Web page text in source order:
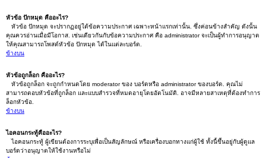
หัวข้อ ปักหมุด คืออะไร?
หัวข้อ ปักหมุด จะปรากฏอยู่ใต้ข้อความประกาศ เฉพาะหน้าแรกเท่านั้น. ซึ่งค่อนข้างสำคัญ ดังนั้น
คุณควรอ่านเมื่อมีโอกาส. เช่นเดียวกันกับข้อความประกาศ คือ administrator จะเป็นผู้ทำการอนุญาต
ให้คุณสามารถโพสต์หัวข้อ ปักหมุด ได้ในแต่ละบอร์ด.
ข้างบน
หัวข้อถูกล็อก คืออะไร?
หัวข้อถูกล็อก จะถูกกำหนดโดย moderator ของ บอร์ดหรือ administrator ของบอร์ด. คุณไม่
สามารถตอบหัวข้อที่ถูกล็อก และแบบสำรวจที่หมดอายุโดยอัตโนมัติ. อาจมีหลายสาเหตุที่ต้องทำการ
ล็อกหัวข้อ.
ข้างบน
ไอคอนกระทู้คืออะไร?
ไอคอนกระทู้ ผู้เขียนต้องการระบุเพื่อเป็นสัญลักษณ์ หรือเครื่องบอกทางแก่ผู้ใช้ ทั้งนี้ขึ้นอยู่กับผู้ดูแล
บอร์ดว่าอนุญาตให้ใช้งานหรือไม่